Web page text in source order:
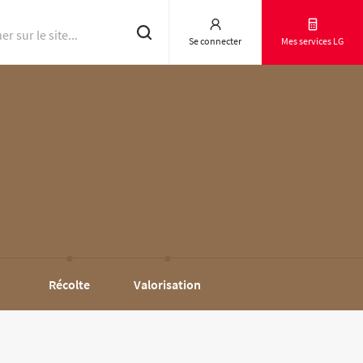
Se connecter Mes services LG
Récolte Valorisation